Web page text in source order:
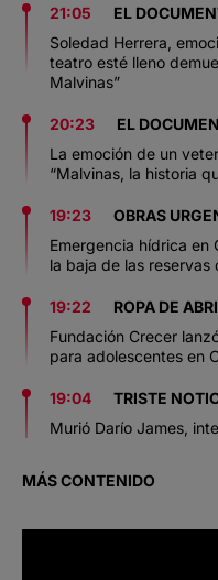
21:05
EL
Soledad Herrera,
teatro esté lleno
Malvinas”
20:23
EL
La emoción de un
“Malvinas, la historia
19:23
OBRAS
Emergencia hídrica
la baja de las reservas
19:22
ROPA DE
Fundación Crecer
para adolescentes en
19:04
TRISTE
Murió Darío James,
MÁS CONTENIDO